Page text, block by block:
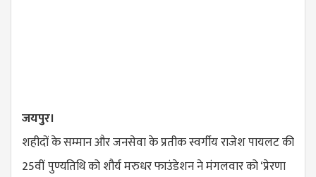
जयपुर।
शहीदों के सम्मान और जनसेवा के प्रतीक स्वर्गीय राजेश पायलट की
25वीं पुण्यतिथि को शौर्य मरुधर फाउंडेशन ने मंगलवार को ‘प्रेरणा